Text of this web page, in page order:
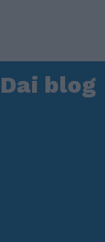
Dai blog